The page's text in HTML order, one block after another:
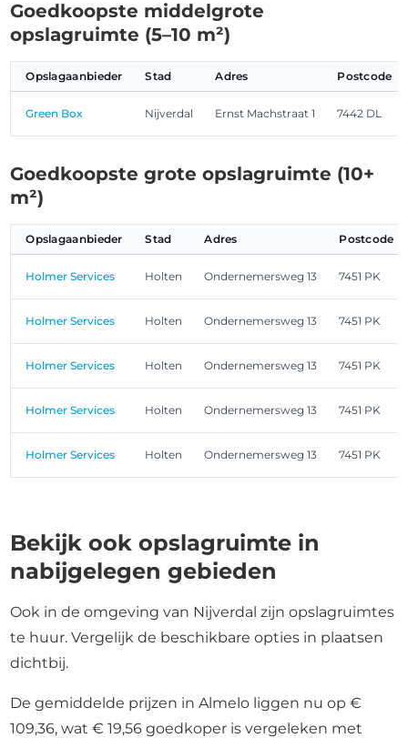
Goedkoopste middelgrote
opslagruimte (5–10 m²)
Opslagaanbieder Stad Adres Postcode
Green Box Nijverdal Ernst Machstraat 1 7442 DL
Goedkoopste grote opslagruimte (10+
m²)
Opslagaanbieder Stad Adres Postcode
Holmer Services Holten Ondernemersweg 13 7451 PK
Holmer Services Holten Ondernemersweg 13 7451 PK
Holmer Services Holten Ondernemersweg 13 7451 PK
Holmer Services Holten Ondernemersweg 13 7451 PK
Holmer Services Holten Ondernemersweg 13 7451 PK
Bekijk ook opslagruimte in
nabijgelegen gebieden
Ook in de omgeving van Nijverdal zijn opslagruimtes
te huur. Vergelijk de beschikbare opties in plaatsen
dichtbij.
De gemiddelde prijzen in Almelo liggen nu op €
109,36, wat € 19,56 goedkoper is vergeleken met